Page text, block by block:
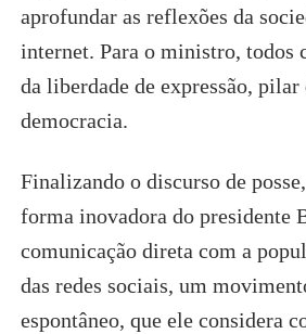
aprofundar as reflexões da
internet. Para o ministro, todos
da liberdade de expressão, pilar
democracia.
Finalizando o discurso de
forma inovadora do presidente
comunicação direta com a
das redes sociais, um
espontâneo, que ele considera